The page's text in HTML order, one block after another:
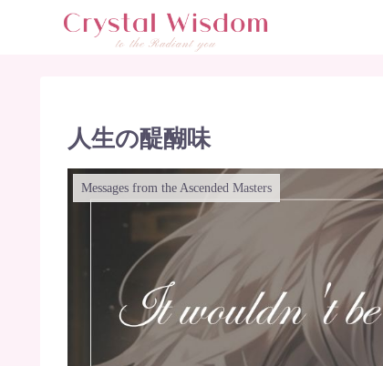
人生の醍醐味
Messages from the Ascended Masters